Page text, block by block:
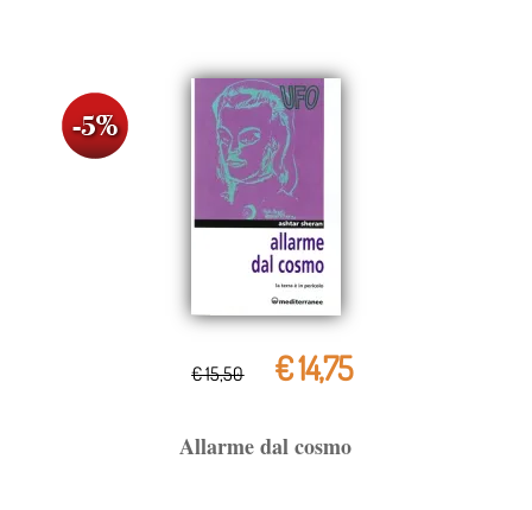
€ 15,50 € 14,75
Allarme dal cosmo